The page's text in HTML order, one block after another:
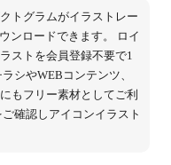
トグラムがイラストレー
ンロードできます。 ロイ
ストを会員登録不要で1
シやWEBコンテンツ、
もフリー素材としてご利
確認しアイコンイラスト